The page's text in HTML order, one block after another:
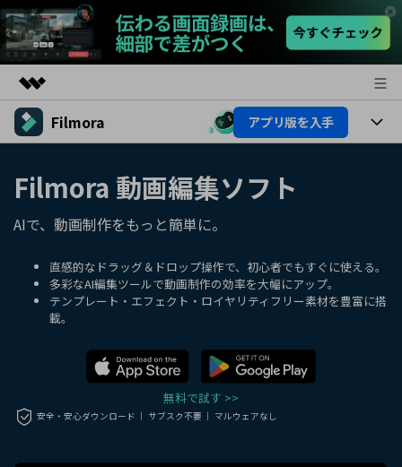
製品
ユーティリティ
概要
ソリューション
サポート
Filmora アプリ版を入手
AI機能
AIヒント
活用法
Filmoraのユーザー層
動画編集関連知識
動画編集のコツ
カスタマーサポート
購入する ログイン
Filmora 動画編集ソフト
AIで、動画制作をもっと簡単に。
直感的なドラッグ＆ドロップ操作で、初心者でもすぐに使える。
多彩なAI編集ツールで動画制作の効率を大幅にアップ。
テンプレート・エフェクト・ロイヤリティフリー素材を豊富に搭
載。
無料で試す >>
安全・安心ダウンロード ｜ サブスク不要 ｜ マルウェアなし